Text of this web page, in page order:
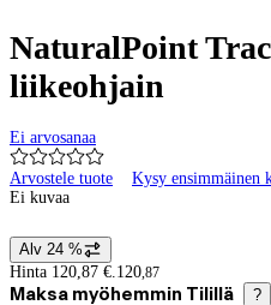
NaturalPoint
liikeohjain
Ei arvosanaa
Arvostele tuote
Kysy ensimmäinen
Ei kuvaa
Hintatiedot
Alv 24 %
Hinta 120,87 €. 120,87
Maksa myöhemmin Tilillä ?